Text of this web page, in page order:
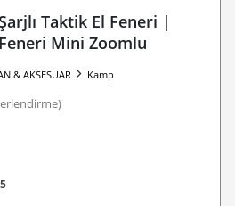
Taktik El Feneri |
Mini Zoomlu
& AKSESUAR Kamp